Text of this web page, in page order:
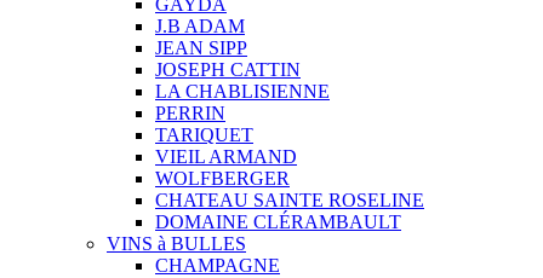
J.B ADAM
JEAN SIPP
JOSEPH CATTIN
LA CHABLISIENNE
PERRIN
TARIQUET
VIEIL ARMAND
WOLFBERGER
CHATEAU SAINTE ROSELINE
DOMAINE CLÉRAMBAULT
VINS à BULLES
CHAMPAGNE